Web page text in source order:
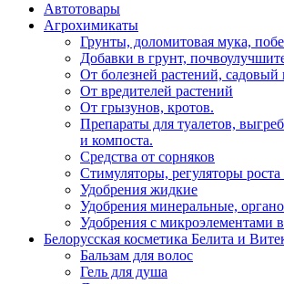
Автотовары
Агрохимикаты
Грунты, доломитовая мука,
Добавки в грунт,
От болезней растений, садовый
От вредителей растений
От грызунов, кротов.
Препараты для туалетов,
и компоста.
Средства от сорняков
Стимуляторы, регуляторы роста
Удобрения жидкие
Удобрения минеральные,
Удобрения с микроэлементами
Белорусская косметика Белита и
Бальзам для волос
Гель для душа